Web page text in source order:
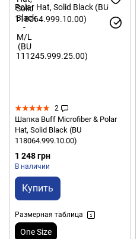
2
Шапка Buff Microfiber & Polar
Hat, Solid Black (BU
118064.999.10.00)
1 248 грн
В наличии
Купить
Размерная таблица
One Size